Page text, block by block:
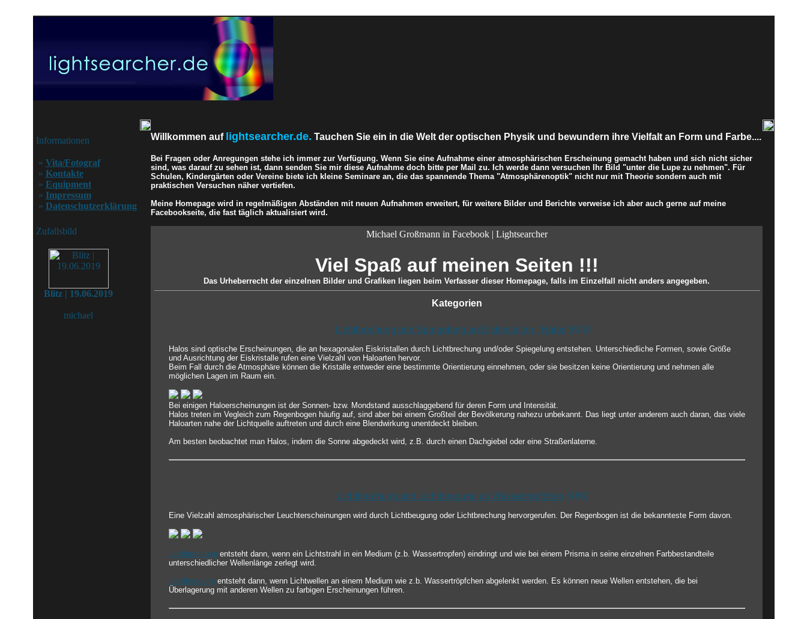
Informationen
» Vita/Fotograf
» Kontakte
» Equipment
» Impressum
» Datenschutzerklärung
Zufallsbild
Blitz | 19.06.2019
michael
Willkommen auf lightsearcher.de. Tauchen Sie ein in die Welt der optischen Physik und bewundern ihre Vielfalt an Form und Farbe....
Bei Fragen oder Anregungen stehe ich immer zur Verfügung. Wenn Sie eine Aufnahme einer atmosphärischen Erscheinung gemacht haben und sich nicht sicher
sind, was darauf zu sehen ist, dann senden Sie mir diese Aufnahme doch bitte per Mail zu. Ich werde dann versuchen Ihr Bild "unter die Lupe zu nehmen". Für
Schulen, Kindergärten oder Vereine biete ich kleine Seminare an, die das spannende Thema "Atmosphärenoptik" nicht nur mit Theorie sondern auch mit
praktischen Versuchen näher vertiefen.
Meine Homepage wird in regelmäßigen Abständen mit neuen Aufnahmen erweitert, für weitere Bilder und Berichte verweise ich aber auch gerne auf meine
Facebookseite, die fast täglich aktualisiert wird.
Michael Großmann in Facebook | Lightsearcher
Viel Spaß auf meinen Seiten !!!
Das Urheberrecht der einzelnen Bilder und Grafiken liegen beim Verfasser dieser Homepage, falls im Einzelfall nicht anders angegeben.
Kategorien
Lichtbrechung und Spiegelung an Eiskristallen | Halos (606)
Halos sind optische Erscheinungen, die an hexagonalen Eiskristallen durch Lichtbrechung und/oder Spiegelung entstehen. Unterschiedliche Formen, sowie Größe
und Ausrichtung der Eiskristalle rufen eine Vielzahl von Haloarten hervor.
Beim Fall durch die Atmosphäre können die Kristalle entweder eine bestimmte Orientierung einnehmen, oder sie besitzen keine Orientierung und nehmen alle
möglichen Lagen im Raum ein.
Bei einigen Haloerscheinungen ist der Sonnen- bzw. Mondstand ausschlaggebend für deren Form und Intensität.
Halos treten im Vegleich zum Regenbogen häufig auf, sind aber bei einem Großteil der Bevölkerung nahezu unbekannt. Das liegt unter anderem auch daran, das viele
Haloarten nahe der Lichtquelle auftreten und durch eine Blendwirkung unentdeckt bleiben.
Am besten beobachtet man Halos, indem die Sonne abgedeckt wird, z.B. durch einen Dachgiebel oder eine Straßenlaterne.
Lichtbrechung und Lichtbeugung an Wassertröpfchen (486)
Eine Vielzahl atmosphärischer Leuchterscheinungen wird durch Lichtbeugung oder Lichtbrechung hervorgerufen. Der Regenbogen ist die bekannteste Form davon.
Lichtbrechung entsteht dann, wenn ein Lichtstrahl in ein Medium (z.b. Wassertropfen) eindringt und wie bei einem Prisma in seine einzelnen Farbbestandteile
unterschiedlicher Wellenlänge zerlegt wird.
Lichtbeugung entsteht dann, wenn Lichtwellen an einem Medium wie z.b. Wassertröpfchen abgelenkt werden. Es können neue Wellen entstehen, die bei
Überlagerung mit anderen Wellen zu farbigen Erscheinungen führen.